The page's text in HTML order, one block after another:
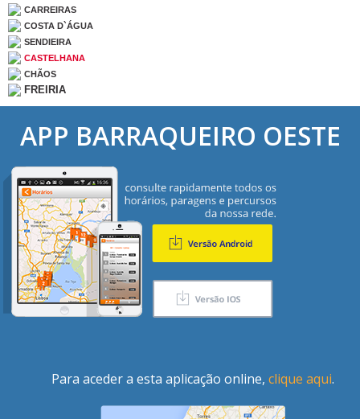
CARREIRAS
COSTA D`ÁGUA
SENDIEIRA
CASTELHANA
CHÃOS
FREIRIA
APP BARRAQUEIRO OESTE
Para aceder a esta aplicação online, clique aqui.